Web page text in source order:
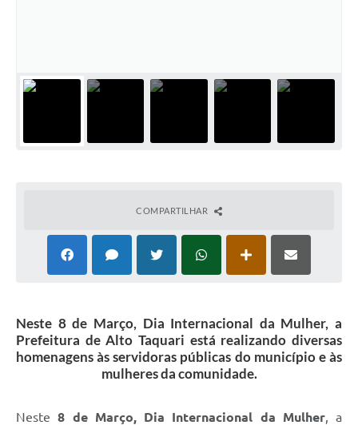
COMPARTILHAR
Neste 8 de Março, Dia Internacional da Mulher, a
Prefeitura de Alto Taquari está realizando diversas
homenagens às servidoras públicas do município e às
mulheres da comunidade.
Neste8 de Março, Dia Internacional da Mulher, a